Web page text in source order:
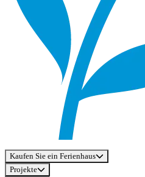
Kaufen Sie ein Ferienhaus
Projekte